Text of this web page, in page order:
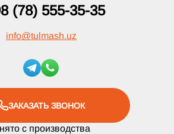
(78) 555-35-35
info@tulmash.uz
ЗАКАЗАТЬ ЗВОНОК
с производства